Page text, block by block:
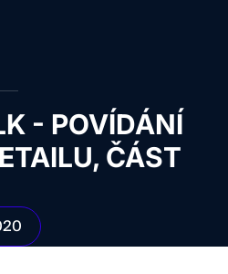
- POVÍDÁNÍ
ČÁST